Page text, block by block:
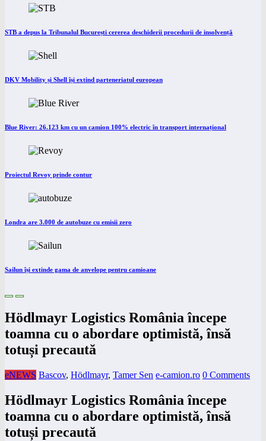
STB a depus la Tribunalul București cererea deschiderii procedurii de insolvență
DKV Mobility și Shell își extind parteneriatul european
Blue River: 26.123 km cu un camion 100% electric în transport internațional
Proiectul Revoy prinde contur
Londra are 3.000 de autobuze cu emisii zero
Sailun își extinde gama de anvelope pentru camioane
Hödlmayr Logistics România începe
toamna cu o abordare optimistă, însă
totuși precaută
eNEWS Bascov, Hödlmayr, Tamer Sen e-camion.ro 0 Comments
Hödlmayr Logistics România începe
toamna cu o abordare optimistă, însă
totuși precaută